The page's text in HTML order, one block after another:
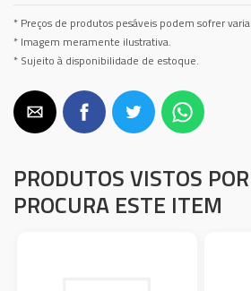
* Preços de produtos pesáveis podem sofrer
* Imagem meramente ilustrativa.
* Sujeito à disponibilidade de estoque.
PRODUTOS VISTOS
PROCURA ESTE ITEM